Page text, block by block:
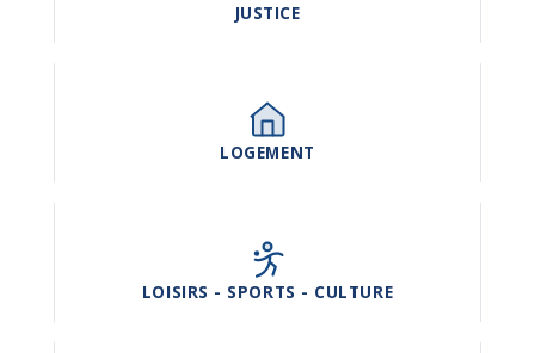
JUSTICE
LOGEMENT
LOISIRS - SPORTS - CULTURE